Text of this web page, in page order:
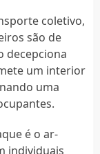
coletivo,
são de
decepciona
um interior
uma
é o ar-
individuais